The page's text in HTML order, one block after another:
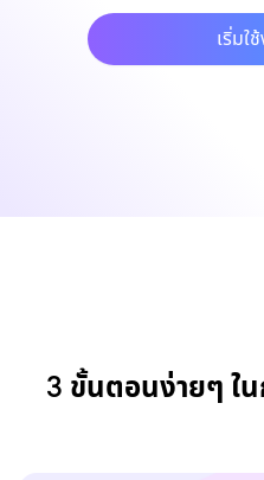
เริ่มใ
3 ขั้นตอนง่ายๆ ใ